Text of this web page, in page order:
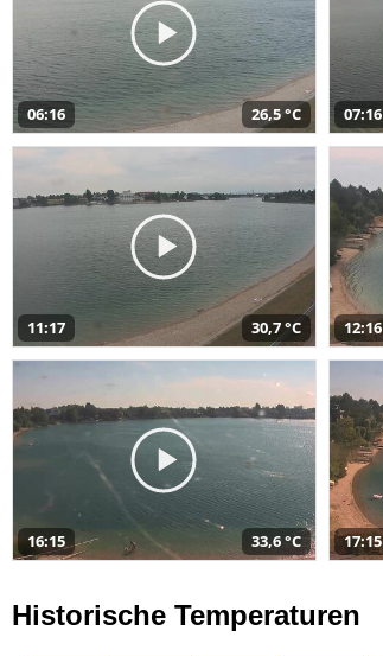
06:16 26,5 °C 07:16
11:17 30,7 °C 12:16
16:15 33,6 °C 17:15
Historische Temperaturen